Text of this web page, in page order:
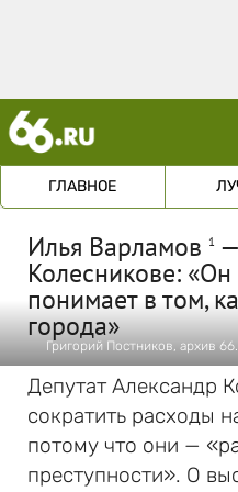
ГЛАВНОЕ
Илья Варламов 1
Колесникове:
понимает в том,
города»
Григорий Постников, архив
Депутат Александр
сократить расходы
потому что они —
преступности». О